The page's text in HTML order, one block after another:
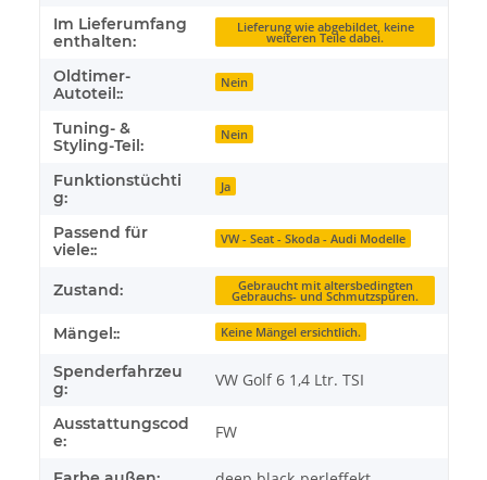
Im Lieferumfang
enthalten:
Lieferung wie abgebildet, keine
weiteren Teile dabei.
Oldtimer-
Autoteil::
Nein
Tuning- &
Styling-Teil:
Nein
Funktionstüchti
g:
Ja
Passend für
viele::
VW - Seat - Skoda - Audi Modelle
Zustand: Gebraucht mit altersbedingten
Gebrauchs- und Schmutzspuren.
Mängel:: Keine Mängel ersichtlich.
Spenderfahrzeu
g:
VW Golf 6 1,4 Ltr. TSI
Ausstattungscod
e:
FW